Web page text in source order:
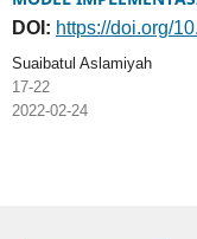
DOI: https://doi.org/
Suaibatul Aslamiyah
17-22
2022-02-24